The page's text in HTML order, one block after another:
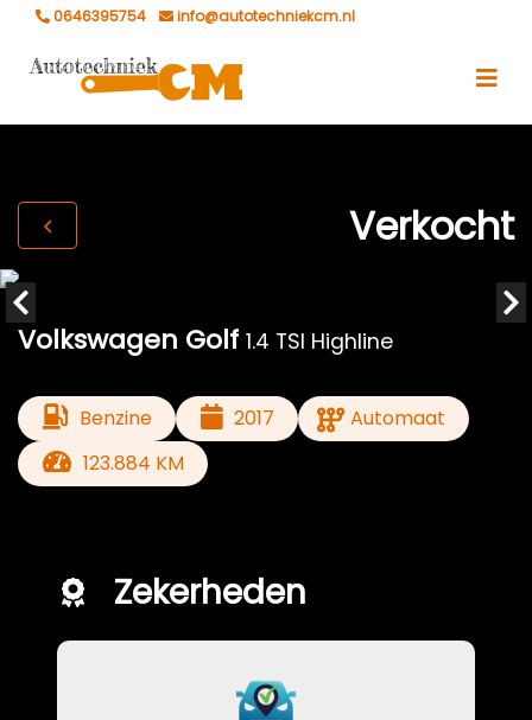
0646395754 info@autotechniekcm.nl
Verkocht
Volkswagen Golf 1.4 TSI Highline
Benzine 2017
Automaat
123.884 KM
Zekerheden